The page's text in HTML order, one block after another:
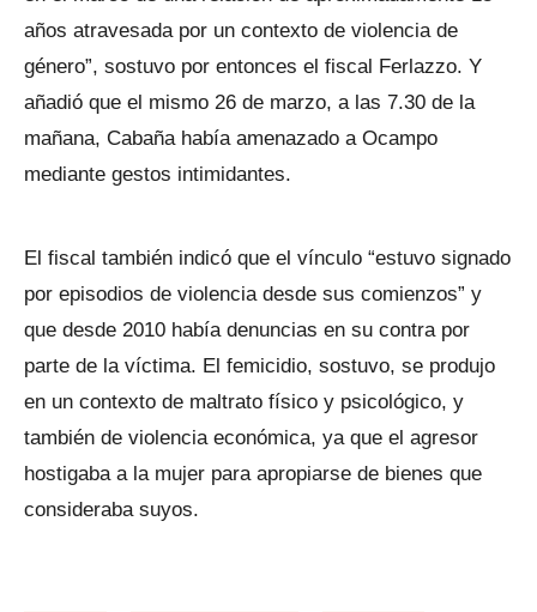
años atravesada por un contexto de violencia de
género”, sostuvo por entonces el fiscal Ferlazzo. Y
añadió que el mismo 26 de marzo, a las 7.30 de la
mañana, Cabaña había amenazado a Ocampo
mediante gestos intimidantes.
El fiscal también indicó que el vínculo “estuvo signado
por episodios de violencia desde sus comienzos” y
que desde 2010 había denuncias en su contra por
parte de la víctima. El femicidio, sostuvo, se produjo
en un contexto de maltrato físico y psicológico, y
también de violencia económica, ya que el agresor
hostigaba a la mujer para apropiarse de bienes que
consideraba suyos.